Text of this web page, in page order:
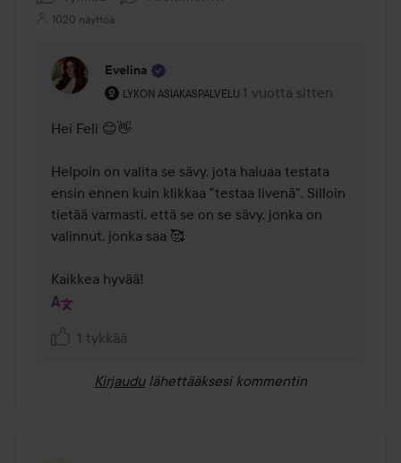
1020 näyttöä
Evelina
LYKON ASIAKASPALVELU
Käyttäjän rooli: Lykon asiakaspalvelu .
1 vuotta sitten
Kommentti lisättiin 1
Hei Feli 😊👋
Helpoin on valita se sävy, jota haluaa testata
ensin ennen kuin klikkaa "testaa livenä". Silloin
tietää varmasti, että se on se sävy, jonka on
valinnut, jonka saa 🥰
Kaikkea hyvää!
1 tykkää
Kirjaudu lähettääksesi kommentin